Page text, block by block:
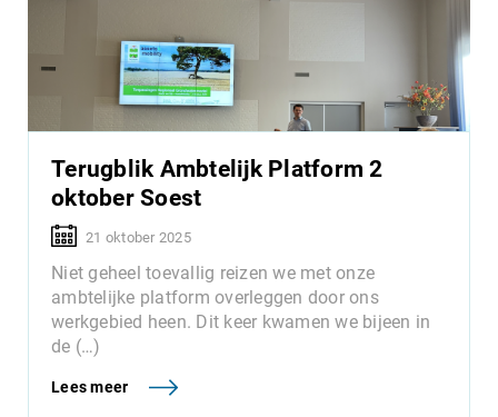
Terugblik Ambtelijk Platform 2
oktober Soest
21 oktober 2025
Niet geheel toevallig reizen we met onze
ambtelijke platform overleggen door ons
werkgebied heen. Dit keer kwamen we bijeen in
de (…)
Lees meer